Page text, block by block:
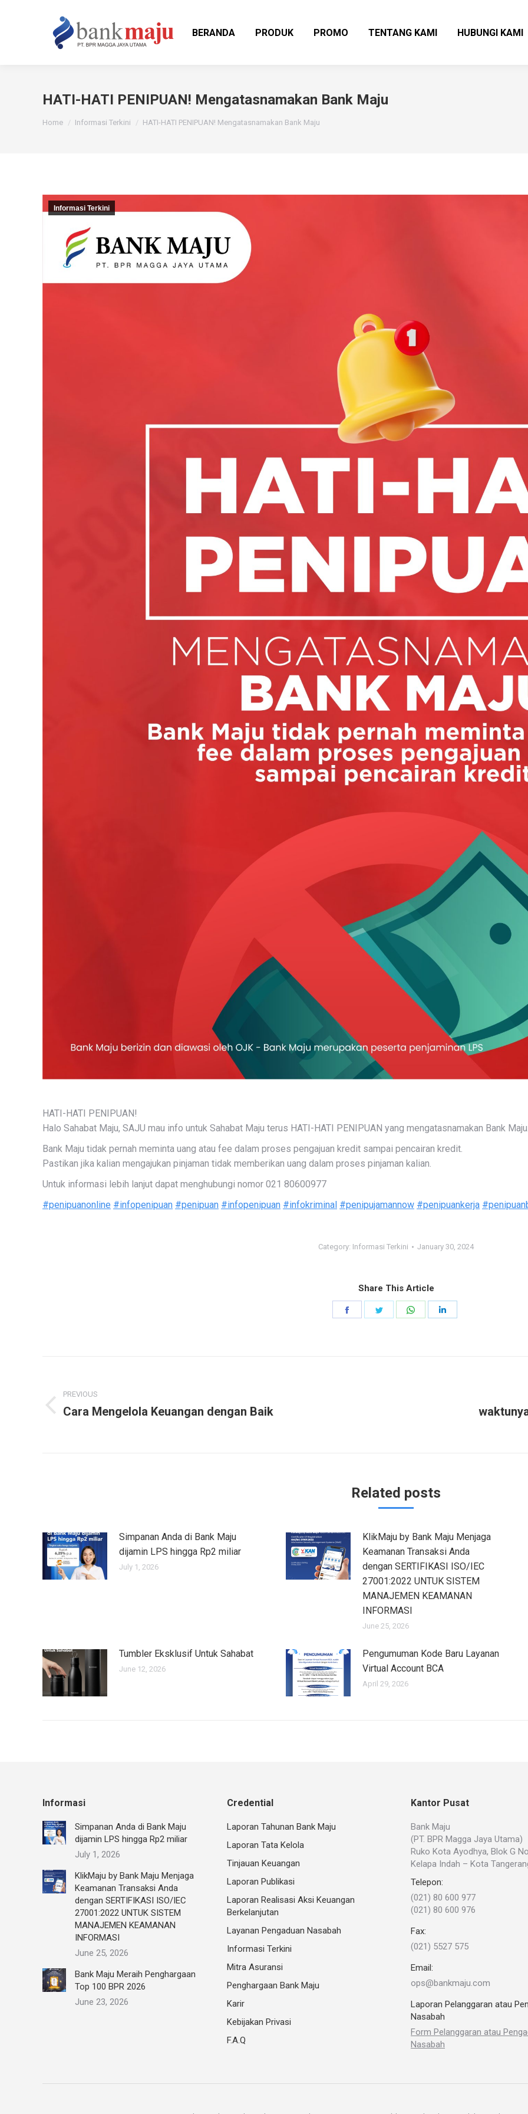
BERANDA PRODUK PROMO TENTANG KAMI HUBUNGI KAMI
HATI-HATI PENIPUAN! Mengatasnamakan Bank Maju
You are here:
Home Informasi Terkini HATI-HATI PENIPUAN! Mengatasnamakan Bank Maju
Informasi Terkini
HATI-HATI PENIPUAN!
Halo Sahabat Maju, SAJU mau info untuk Sahabat Maju terus HATI-HATI PENIPUAN yang mengatasnamakan Bank Maju.
Bank Maju tidak pernah meminta uang atau fee dalam proses pengajuan kredit sampai pencairan kredit.
Pastikan jika kalian mengajukan pinjaman tidak memberikan uang dalam proses pinjaman kalian.
Untuk informasi lebih lanjut dapat menghubungi nomor 021 80600977
#penipuanonline #infopenipuan #penipuan #infopenipuan #infokriminal #penipujamannow #penipuankerja
Category: Informasi Terkini January 30, 2024
Share This Article
navigation
PREVIOUS
Previous
Cara Mengelola Keuangan dengan Baik
Related posts
Simpanan Anda di Bank Maju
dijamin LPS hingga Rp2 miliar
July 1, 2026
KlikMaju by Bank Maju Menjaga
Keamanan Transaksi Anda
dengan SERTIFIKASI ISO/IEC
27001:2022 UNTUK SISTEM
MANAJEMEN KEAMANAN
INFORMASI
June 25, 2026
Tumbler Eksklusif Untuk Sahabat
June 12, 2026
Pengumuman Kode Baru Layanan
Virtual Account BCA
April 29, 2026
Informasi
Simpanan Anda di Bank Maju
dijamin LPS hingga Rp2 miliar
July 1, 2026
KlikMaju by Bank Maju Menjaga
Keamanan Transaksi Anda
dengan SERTIFIKASI ISO/IEC
27001:2022 UNTUK SISTEM
MANAJEMEN KEAMANAN
INFORMASI
June 25, 2026
Bank Maju Meraih Penghargaan
Top 100 BPR 2026
June 23, 2026
Credential
Laporan Tahunan Bank Maju
Laporan Tata Kelola
Tinjauan Keuangan
Laporan Publikasi
Laporan Realisasi Aksi Keuangan
Berkelanjutan
Layanan Pengaduan Nasabah
Informasi Terkini
Mitra Asuransi
Penghargaan Bank Maju
Karir
Kebijakan Privasi
F.A.Q
Kantor Pusat
Bank Maju
(PT. BPR Magga Jaya Utama)
Ruko Kota Ayodhya, Blok G
Kelapa Indah – Kota
Telepon:
(021) 80 600 977
(021) 80 600 976
Fax:
(021) 5527 575
Email:
ops@bankmaju.com
Laporan Pelanggaran atau
Nasabah
Form Pelanggaran atau
Nasabah